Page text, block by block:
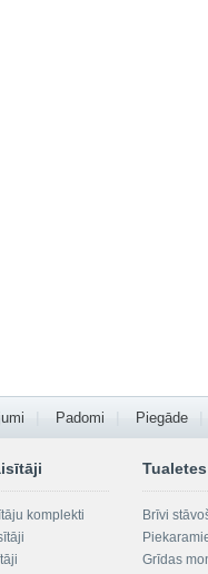
Padomi Piegāde
komplekti
Brīvi
Grīdas